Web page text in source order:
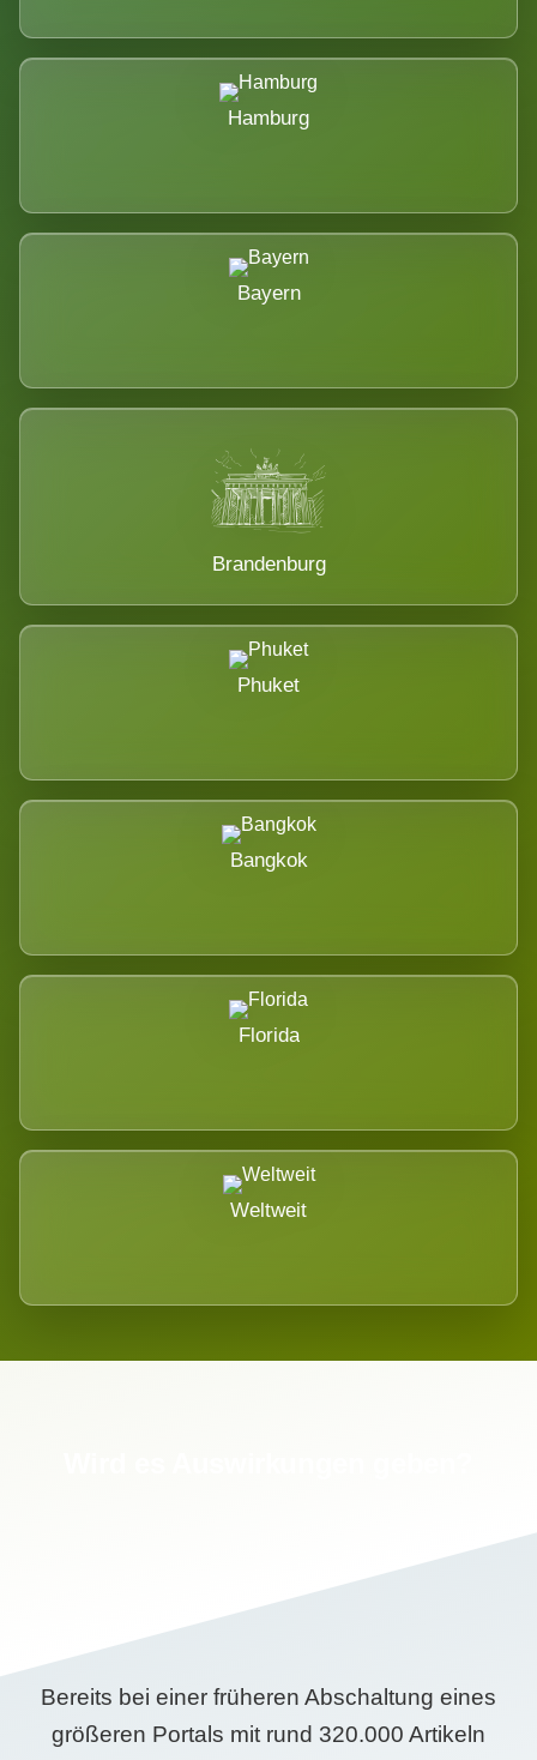
Hamburg
Bayern
Brandenburg
Phuket
Bangkok
Florida
Weltweit
Bereits bei einer früheren Abschaltung eines
größeren Portals mit rund 320.000 Artikeln